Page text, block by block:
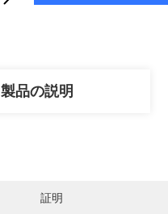
製品の説明
証明